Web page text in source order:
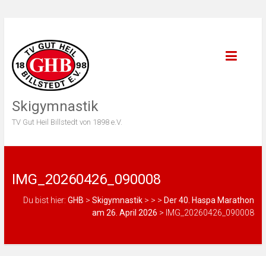
Skigymnastik
TV Gut Heil Billstedt von 1898 e.V.
IMG_20260426_090008
Du bist hier: GHB >Skigymnastik > > > Der 40. Haspa Marathon
am 26. April 2026 > IMG_20260426_090008